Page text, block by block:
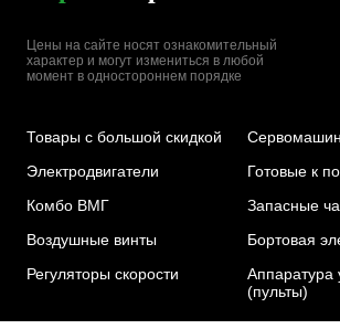
Цены на сайте носят ознакомительный
характер и могут измениться в любой
момент в одностороннем порядке
Товары с большой скидкой
Электродвигатели
Комбо ВМГ
Воздушные винты
Регуляторы скорости
Готовые к
Запасные
Бортовая
Аппаратура
(пульты)